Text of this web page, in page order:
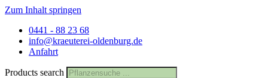
Zum Inhalt springen
0441 - 88 23 68
info@kraeuterei-oldenburg.de
Anfahrt
Products search